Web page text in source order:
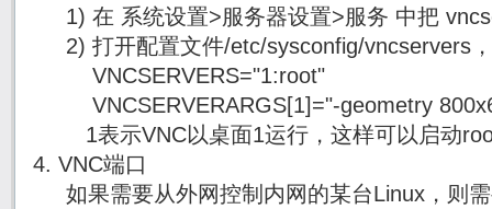
1) 在 系统设置>服务器设置>服务 中把
2) 打开配置文件/etc/sysconfig/vncservers
VNCSERVERS="1:root"
VNCSERVERARGS[1]="-geometry
1表示VNC以桌面1运行，这样可以启动
4. VNC端口
如果需要从外网控制内网的某台Linux，则